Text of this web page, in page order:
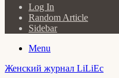
Log In
Random Article
Sidebar
Menu
Женский журнал LiLiEc